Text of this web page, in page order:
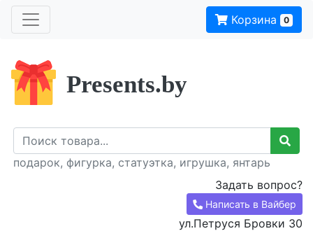
Корзина 0
Presents.by
подарок, фигурка, статуэтка, игрушка, янтарь
Задать вопрос?
Написать в Вайбер
ул.Петруся Бровки 30